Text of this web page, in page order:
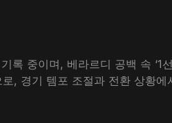
중이며, 베라르디 공백 속 ‘1
, 경기 템포 조절과 전환 상황